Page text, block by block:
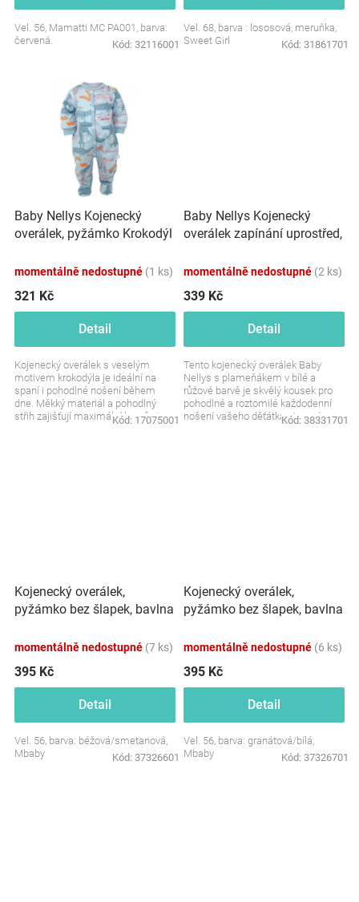
Značky
Hračkářství
Vel. 56, Mamatti MC PA001, barva:
červená.
Kód: 32116001
Vel. 68, barva : lososová, meruňka,
Sweet Girl
Kód: 31861701
Baby Nellys Kojenecký
overálek, pyžámko Krokodýl
momentálně nedostupné (1 ks)
321 Kč
Detail
Kojenecký overálek s veselým
motivem krokodýla je ideální na
spaní i pohodlné nošení během
dne. Měkký materiál a pohodlný
střih zajišťují maximální komfort
Kód: 17075001
Baby Nellys Kojenecký
overálek zapínání uprostřed,
momentálně nedostupné (2 ks)
339 Kč
Detail
Tento kojenecký overálek Baby
Nellys s plameňákem v bílé a
růžové barvě je skvělý kousek pro
pohodlné a roztomilé každodenní
nošení vašeho děťátka. Jemný
Kód: 38331701
Kojenecký overálek,
pyžámko bez šlapek, bavlna
momentálně nedostupné (7 ks)
395 Kč
Detail
Vel. 56, barva: béžová/smetanová,
Mbaby
Kód: 37326601
Kojenecký overálek,
pyžámko bez šlapek, bavlna
momentálně nedostupné (6 ks)
395 Kč
Detail
Vel. 56, barva: granátová/bílá,
Mbaby
Kód: 37326701